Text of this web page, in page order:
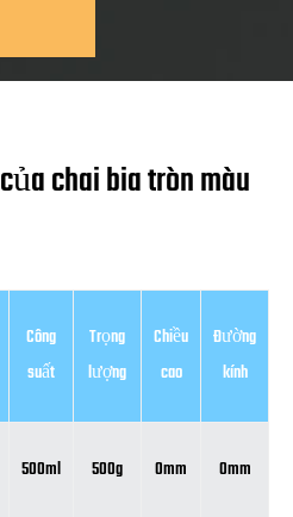
chai bia tròn màu
Công
suất
Trọng
lượng
Chiều
cao
Đường
kính
500ml 500g 0mm 0mm